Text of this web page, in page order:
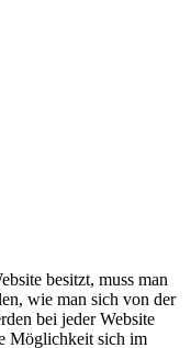
besitzt, muss man
wie man sich von der
bei jeder Website
Möglichkeit sich im